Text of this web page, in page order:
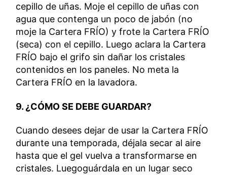
cepillo de uñas. Moje el cepillo de uñas con
agua que contenga un poco de jabón (no
moje la Cartera FRÍO) y frote la Cartera FRÍO
(seca) con el cepillo. Luego aclara la Cartera
FRÍO bajo el grifo sin dañar los cristales
contenidos en los paneles. No meta la
Cartera FRÍO en la lavadora.
9. ¿CÓMO SE DEBE GUARDAR?
Cuando desees dejar de usar la Cartera FRÍO
durante una temporada, déjala secar al aire
hasta que el gel vuelva a transformarse en
cristales. Luegoguárdala en un lugar seco